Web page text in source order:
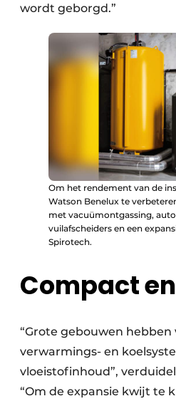
wordt geborgd.”
Om het rendement van de
Watson Benelux te
met vacuümontgassing,
vuilafscheiders en een
Spirotech.
Compact
“Grote gebouwen hebben
verwarmings- en
vloeistofinhoud”,
“Om de expansie kwijt te